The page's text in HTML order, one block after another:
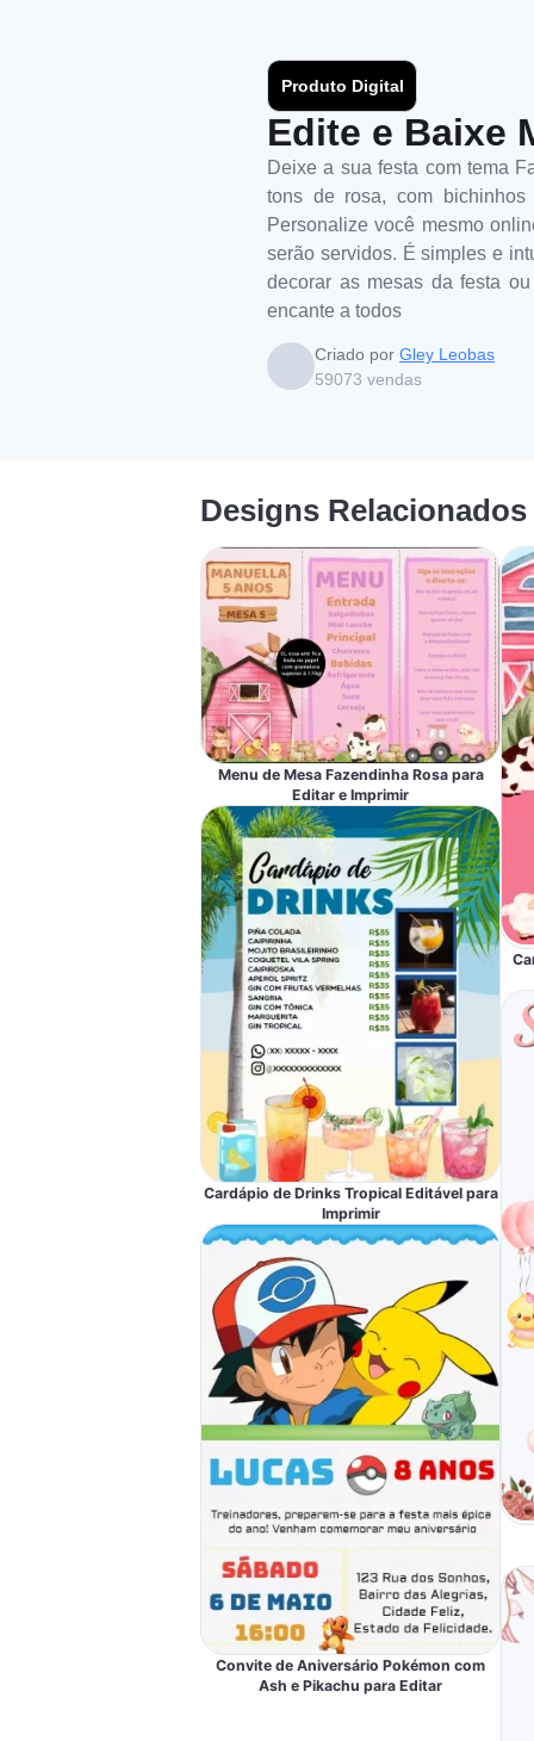
Produto Digital
Edite e Baixe
Deixe a sua festa com tema
tons de rosa, com
Personalize você mesmo
serão servidos. É simples e
decorar as mesas da festa
encante a todos
Criado por Gley Leobas
59073 vendas
Designs Relacionados
Menu de Mesa Fazendinha Rosa para
Editar e Imprimir
Cardápio de Drinks Tropical Editável para
Imprimir
Convite de Aniversário Pokémon com
Ash e Pikachu para Editar